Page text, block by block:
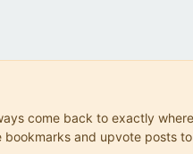
come back to exactly
and upvote posts